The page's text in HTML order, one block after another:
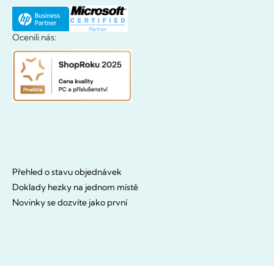
Ocenili nás:
Přehled o stavu objednávek
Doklady hezky na jednom místě
Novinky se dozvíte jako první